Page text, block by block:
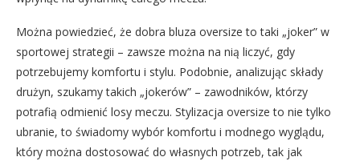
Można powiedzieć, że dobra bluza oversize to taki „joker” w
sportowej strategii – zawsze można na nią liczyć, gdy
potrzebujemy komfortu i stylu. Podobnie, analizując składy
drużyn, szukamy takich „jokerów” – zawodników, którzy
potrafią odmienić losy meczu. Stylizacja oversize to nie tylko
ubranie, to świadomy wybór komfortu i modnego wyglądu,
który można dostosować do własnych potrzeb, tak jak